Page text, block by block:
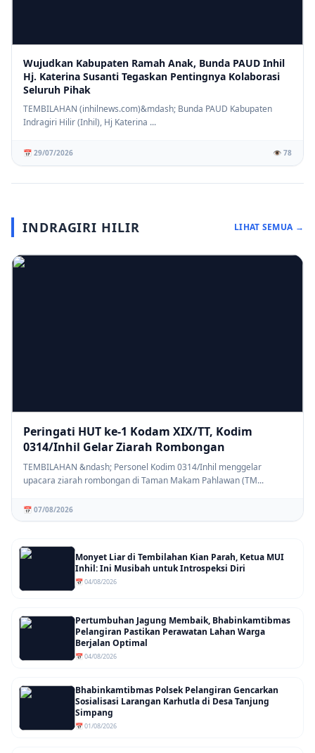
Wujudkan Kabupaten Ramah Anak, Bunda PAUD Inhil
Hj. Katerina Susanti Tegaskan Pentingnya Kolaborasi
Seluruh Pihak
TEMBILAHAN (inhilnews.com)&mdash; Bunda PAUD Kabupaten
Indragiri Hilir (Inhil), Hj Katerina ...
📅 29/07/2026 👁️ 78
INDRAGIRI HILIR LIHAT SEMUA →
Peringati HUT ke-1 Kodam XIX/TT, Kodim
0314/Inhil Gelar Ziarah Rombongan
TEMBILAHAN &ndash; Personel Kodim 0314/Inhil menggelar
upacara ziarah rombongan di Taman Makam Pahlawan (TM...
📅 07/08/2026
Monyet Liar di Tembilahan Kian Parah, Ketua MUI
Inhil: Ini Musibah untuk Introspeksi Diri
📅 04/08/2026
Pertumbuhan Jagung Membaik, Bhabinkamtibmas
Pelangiran Pastikan Perawatan Lahan Warga
Berjalan Optimal
📅 04/08/2026
Bhabinkamtibmas Polsek Pelangiran Gencarkan
Sosialisasi Larangan Karhutla di Desa Tanjung
Simpang
📅 01/08/2026